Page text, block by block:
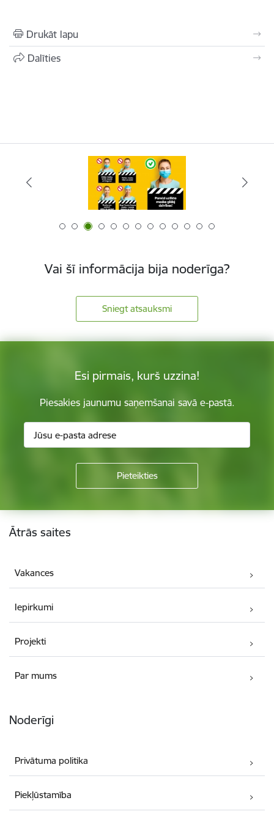
Drukāt lapu
Dalīties
Vai šī informācija bija noderīga?
Sniegt atsauksmi
Esi pirmais, kurš uzzina!
Piesakies jaunumu saņemšanai savā e-pastā.
Kājene
Ātrās saites
Vakances
Iepirkumi
Projekti
Par mums
Noderīgi
Privātuma politika
Piekļūstamība